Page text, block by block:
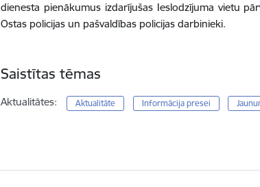
dienesta pienākumus izdarījušas Ieslodzījuma vietu
Ostas policijas un pašvaldības policijas darbinieki.
Saistītas tēmas
Aktualitātes: Aktualitāte Informācija presei